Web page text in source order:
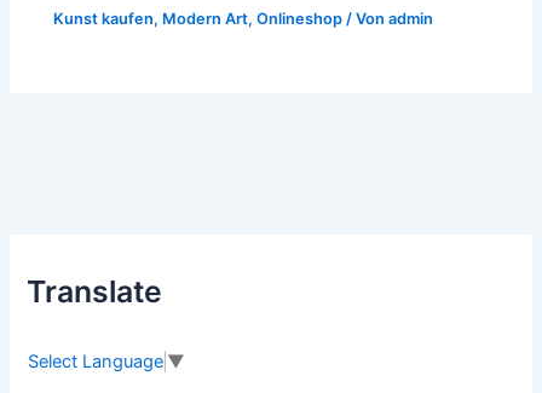
Kunst kaufen, Modern Art,Onlineshop / Vonadmin
Translate
Select Language ▼